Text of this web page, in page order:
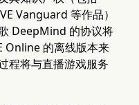
Vanguard 等作品）
DeepMind 的协议将
Online 的离线版本来
程将与直播游戏服务